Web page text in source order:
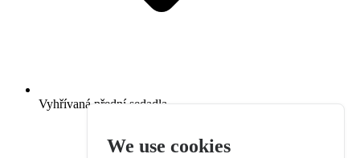
We use cookies
Vyhřívaná přední sedadla